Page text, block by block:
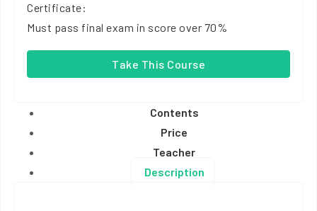
Certificate:
Must pass final exam in score over 70%
Take This Course
Contents
Price
Teacher
Description